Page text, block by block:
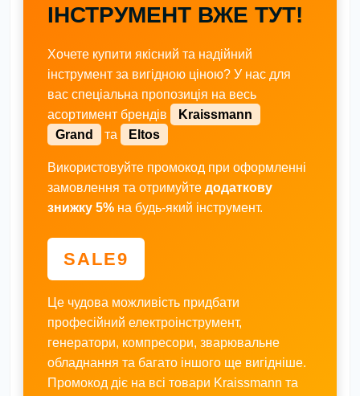
ІНСТРУМЕНТ ВЖЕ ТУТ!
Хочете купити якісний та надійний
інструмент за вигідною ціною? У нас для
вас спеціальна пропозиція на весь
асортимент брендів
Kraissmann
Grand
та Eltos
Використовуйте промокод при оформленні
замовлення та отримуйте додаткову
знижку 5% на будь-який інструмент.
SALE9
Це чудова можливість придбати
професійний електроінструмент,
генератори, компресори, зварювальне
обладнання та багато іншого ще вигідніше.
Промокод діє на всі товари Kraissmann та